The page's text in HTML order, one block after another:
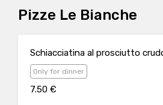
Pizze Le Bianche
Schiacciatina al prosciutto
Only for dinner
7.50 €